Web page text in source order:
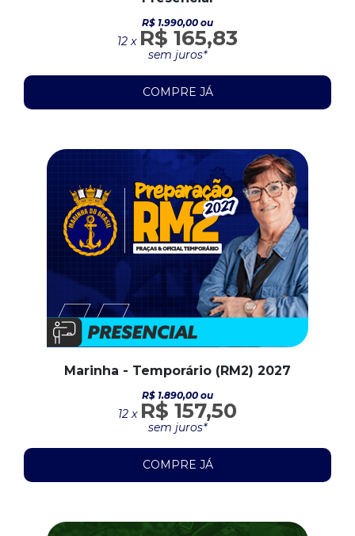
R$ 1.990,00 ou
12 x R$ 165,83
sem juros*
COMPRE JÁ
Marinha - Temporário (RM2) 2027
R$ 1.890,00 ou
12 x R$ 157,50
sem juros*
COMPRE JÁ